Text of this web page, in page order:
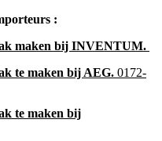
:
maken bij INVENTUM.
te maken bij AEG. 0172-
te maken bij